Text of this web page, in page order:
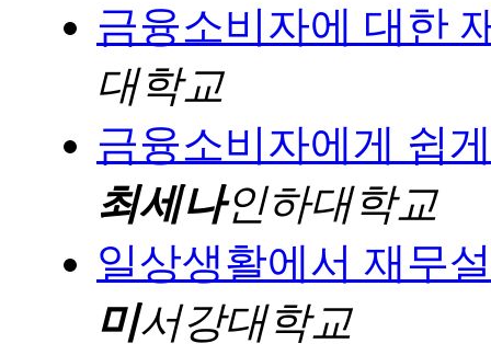
금융소비자에 대한
대학교
금융소비자에게 쉽
최세나인하대학교
일상생활에서 재무
미서강대학교